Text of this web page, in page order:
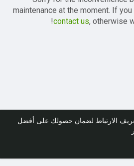
الارتباط لضمان حصولك على أفضل
maintenance at the moment. If
contact us, otherwise